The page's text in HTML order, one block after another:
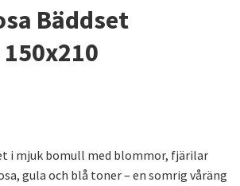
Bäddset
i mjuk bomull med blommor, fjärilar
gula och blå toner – en somrig våräng